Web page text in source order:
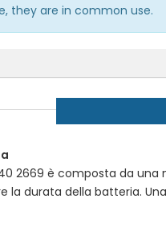
they are in common use.
2669 è composta da una
la durata della batteria.